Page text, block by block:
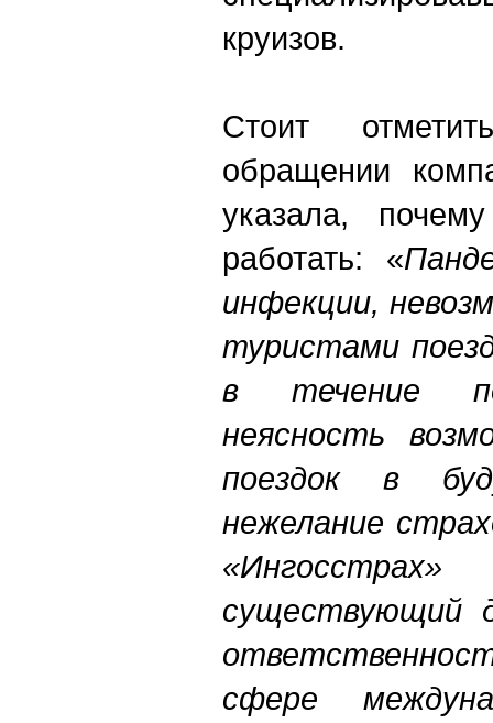
круизов.
Стоит
обращении
указала,
работать: «
инфекции,
туристами
в течение
неясность
поездок в
нежелание
существующий
сфере